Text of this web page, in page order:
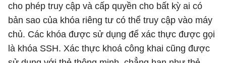
cho phép truy cập và cấp quyền cho bất kỳ ai có
bản sao của khóa riêng tư có thể truy cập vào máy
chủ. Các khóa được sử dụng để xác thực được gọi
là khóa SSH. Xác thực khoá công khai cũng được